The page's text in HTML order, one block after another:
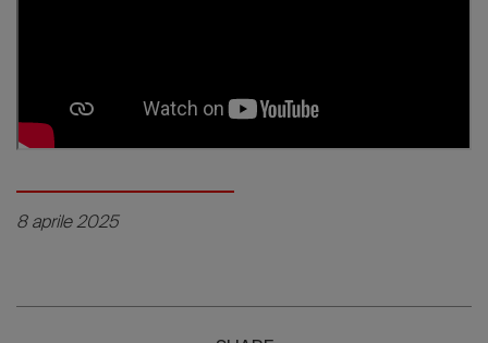
8 aprile 2025